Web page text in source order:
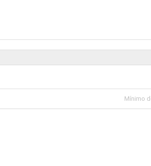
Mínimo